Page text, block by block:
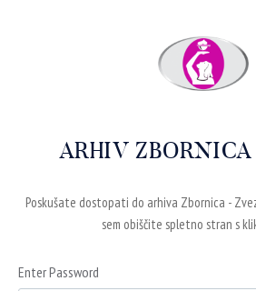
ARHIV
Poskušate dostopati do arhiva Zbornica -
sem obiščite spletno stran s
Enter Password